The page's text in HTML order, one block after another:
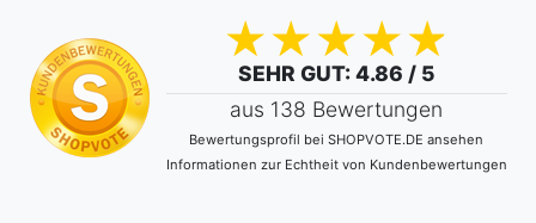
SEHR GUT: 4.86 / 5
aus 138 Bewertungen
Bewertungsprofil bei SHOPVOTE.DE ansehen
Informationen zur Echtheit von Kundenbewertungen